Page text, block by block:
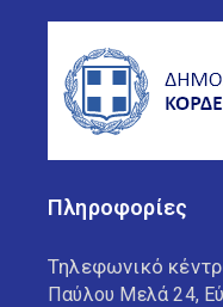
Πληροφορίες
Τηλεφωνικό
Παύλου Μελά 24,